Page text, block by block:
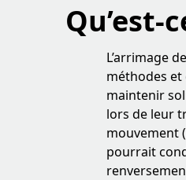
Qu’est-
L’arrimage
méthodes et
maintenir
lors de leur
mouvement
pourrait